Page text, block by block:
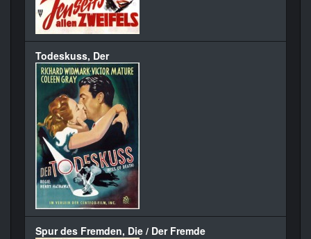
Todeskuss, Der
Spur des Fremden, Die / Der Fremde